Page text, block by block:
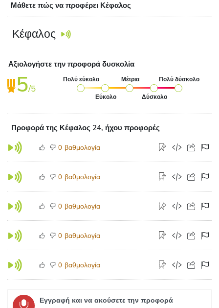
Μάθετε πώς να προφέρει Κέφαλος
Κέφαλος
Αξιολογήστε την προφορά δυσκολία
5/5
Πολύ εύκολο
Εύκολο
Μέτρια
Δύσκολο
Πολύ δύσκολο
Προφορά της Κέφαλος 24, ήχου προφορές
0 βαθμολογία
0 βαθμολογία
0 βαθμολογία
0 βαθμολογία
0 βαθμολογία
Εγγραφή και να ακούσετε την προφορά